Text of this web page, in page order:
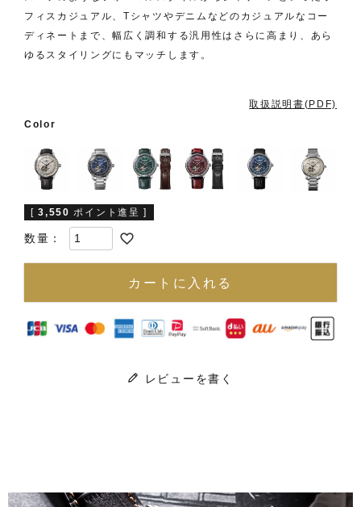
フィスカジュアル、Tシャツやデニムなどのカジュアルなコー
ディネートまで、幅広く調和する汎用性はさらに高まり、あら
ゆるスタイリングにもマッチします。
取扱説明書(PDF)
Color
[ 3,550 ポイント進呈 ]
カートに入れる
レビューを書く